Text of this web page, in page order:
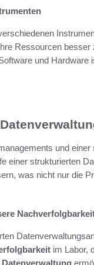
Ressourcen
und Hardware
und einer
einer strukturierten
was nicht nur die
im Labor,